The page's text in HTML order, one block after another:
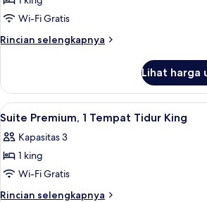
Kamar
Premium,
Tidur
King
Wi-Fi Gratis
Rincian selengkapnya
Rincian
Kamar
Premium,
1
Tidur
King
Lihat harga
Lihat
semua
foto
untuk
Suite
Premium,
Suite
8
Suite Premium, 1 Tempat Tidur King
Kapasitas 3
1 king
Wi-Fi Gratis
Rincian selengkapnya
Rincian